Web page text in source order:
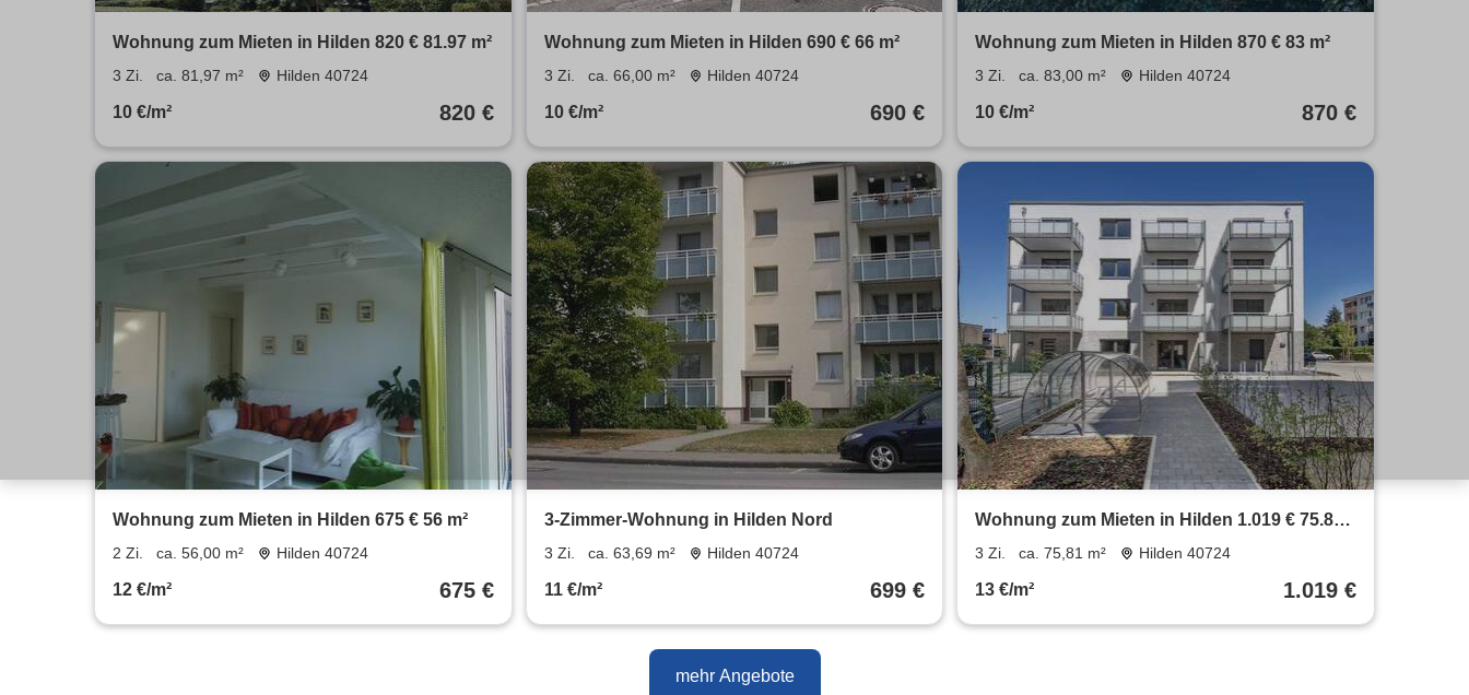
Wohnung zum Mieten in Hilden 820 € 81.97 m²
3 Zi. ca. 81,97 m² Hilden 40724
10 €/m² 820 €
Wohnung zum Mieten in Hilden 690 € 66 m²
3 Zi. ca. 66,00 m² Hilden 40724
10 €/m² 690 €
Wohnung zum Mieten in Hilden 870 € 83 m²
3 Zi. ca. 83,00 m² Hilden 40724
10 €/m² 870 €
Wohnung zum Mieten in Hilden 675 € 56 m²
2 Zi. ca. 56,00 m² Hilden 40724
12 €/m² 675 €
3-Zimmer-Wohnung in Hilden Nord
3 Zi. ca. 63,69 m² Hilden 40724
11 €/m² 699 €
Wohnung zum Mieten in Hilden 1.019 € 75.81
m²
3 Zi. ca. 75,81 m² Hilden 40724
13 €/m² 1.019 €
mehr Angebote